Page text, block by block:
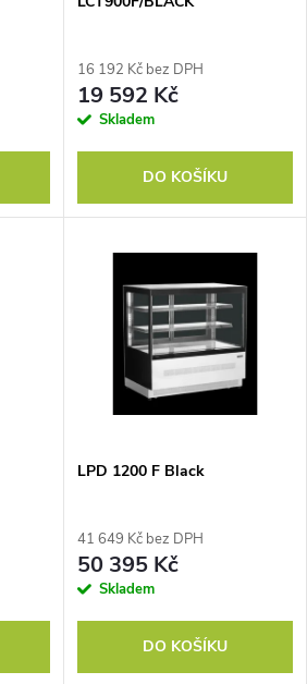
16 192 Kč bez DPH
19 592 Kč
Skladem
DO KOŠÍKU
LPD 1200 F Black
41 649 Kč bez DPH
50 395 Kč
Skladem
DO KOŠÍKU